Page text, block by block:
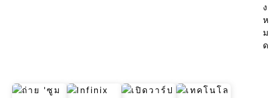
ง
ห
ม
ด